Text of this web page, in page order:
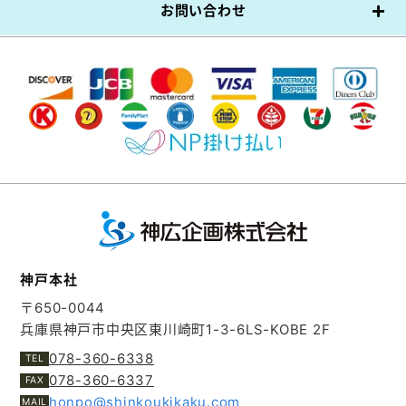
お問い合わせ
神戸本社
〒650-0044
兵庫県神戸市中央区東川崎町1-3-6LS-KOBE 2F
078-360-6338
078-360-6337
honpo@shinkoukikaku.com